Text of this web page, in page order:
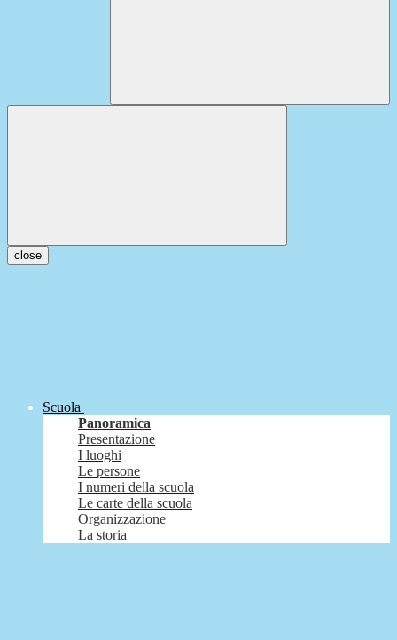
close
Scuola
Panoramica
Presentazione
I luoghi
Le persone
I numeri della scuola
Le carte della scuola
Organizzazione
La storia